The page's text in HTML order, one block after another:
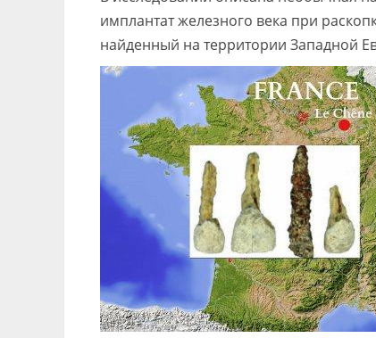
имплантат железного века при
найденный на территории Западной